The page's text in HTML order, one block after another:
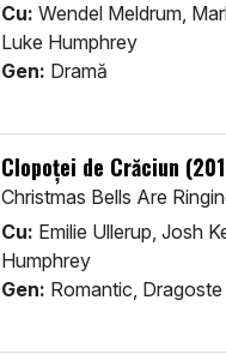
Cu: Wendel Meldrum,
Luke Humphrey
Gen: Dramă
Clopoţei de Crăciun
Christmas Bells Are
Cu: Emilie Ullerup, Josh
Humphrey
Gen: Romantic, Dragoste